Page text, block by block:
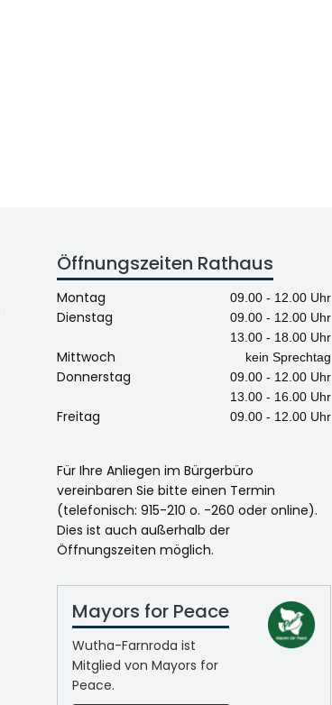
Öffnungszeiten Rathaus
Montag 09.00 - 12.00 Uhr
Dienstag
09.00 - 12.00 Uhr
13.00 - 18.00 Uhr
Mittwoch kein Sprechtag
Donnerstag
09.00 - 12.00 Uhr
13.00 - 16.00 Uhr
Freitag 09.00 - 12.00 Uhr
Für Ihre Anliegen im Bürgerbüro
vereinbaren Sie bitte einen Termin
(telefonisch: 915-210 o. -260 oder online).
Dies ist auch außerhalb der
Öffnungszeiten möglich.
Mayors for Peace
Wutha-Farnroda ist
Mitglied von Mayors for
Peace.